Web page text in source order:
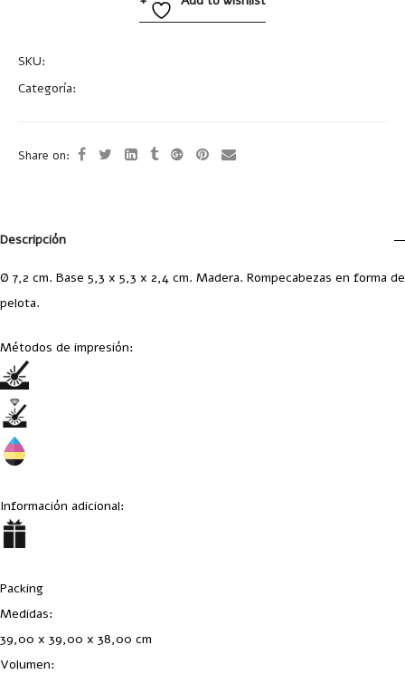
SKU:
Categoría:
Share on:
Descripción
Ø 7,2 cm. Base 5,3 x 5,3 x 2,4 cm. Madera. Rompecabezas en forma de
pelota.
Métodos de impresión:
Información adicional:
Packing
Medidas:
39,00 x 39,00 x 38,00 cm
Volumen: